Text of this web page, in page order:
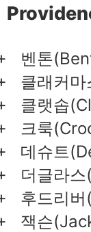
벤톤
클래커
클랫솝
크룩
데슈트
더글라
후드리
잭슨